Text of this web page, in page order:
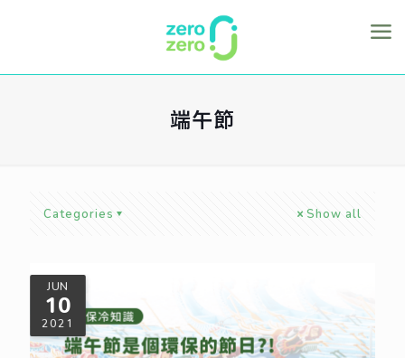
端午節
Categories Show all
JUN
10
2021